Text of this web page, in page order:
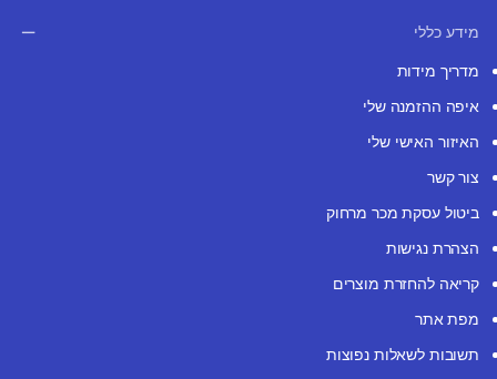
מידע כללי
מדריך מידות
איפה ההזמנה שלי
האיזור האישי שלי
צור קשר
ביטול עסקת מכר מרחוק
הצהרת נגישות
קריאה להחזרת מוצרים
מפת אתר
תשובות לשאלות נפוצות